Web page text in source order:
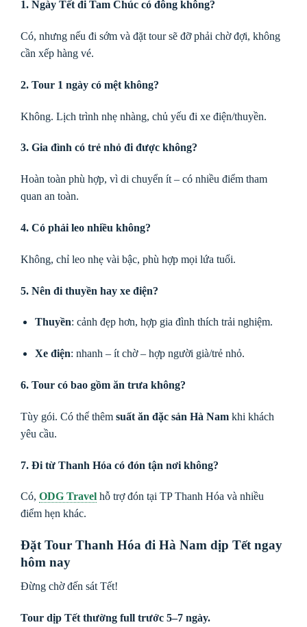
1. Ngày Tết đi Tam Chúc có đông không?
Có, nhưng nếu đi sớm và đặt tour sẽ đỡ phải chờ đợi, không
cần xếp hàng vé.
2. Tour 1 ngày có mệt không?
Không. Lịch trình nhẹ nhàng, chủ yếu đi xe điện/thuyền.
3. Gia đình có trẻ nhỏ đi được không?
Hoàn toàn phù hợp, vì di chuyển ít – có nhiều điểm tham
quan an toàn.
4. Có phải leo nhiều không?
Không, chỉ leo nhẹ vài bậc, phù hợp mọi lứa tuổi.
5. Nên đi thuyền hay xe điện?
Thuyền: cảnh đẹp hơn, hợp gia đình thích trải nghiệm.
Xe điện: nhanh – ít chờ – hợp người già/trẻ nhỏ.
6. Tour có bao gồm ăn trưa không?
Tùy gói. Có thể thêm suất ăn đặc sản Hà Nam khi khách
yêu cầu.
7. Đi từ Thanh Hóa có đón tận nơi không?
Có, ODG Travel hỗ trợ đón tại TP Thanh Hóa và nhiều
điểm hẹn khác.
Đặt Tour Thanh Hóa đi Hà Nam dịp Tết ngay
hôm nay
Đừng chờ đến sát Tết!
Tour dịp Tết thường full trước 5–7 ngày.